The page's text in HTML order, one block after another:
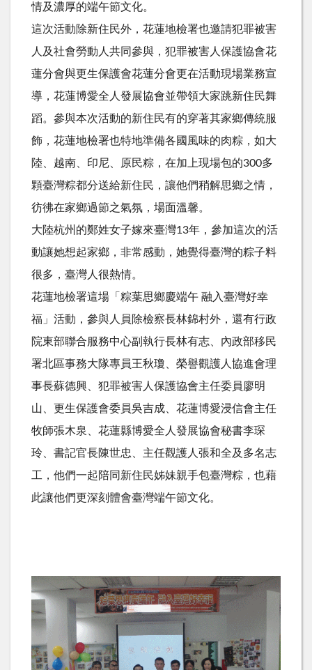
情及濃厚的端午節文化。
這次活動除新住民外，花蓮地檢署也邀請犯罪被害
人及社會勞動人共同參與，犯罪被害人保護協會花
蓮分會與更生保護會花蓮分會更在活動現場業務宣
導，花蓮博愛全人發展協會並帶領大家跳新住民舞
蹈。參與本次活動的新住民有的穿著其家鄉傳統服
飾，花蓮地檢署也特地準備各國風味的肉粽，如大
陸、越南、印尼、原民粽，在加上現場包的300多
顆臺灣粽都分送給新住民，讓他們稍解思鄉之情，
彷彿在家鄉過節之氣氛，場面溫馨。
大陸杭州的鄭姓女子嫁來臺灣13年，參加這次的活
動讓她想起家鄉，非常感動，她覺得臺灣的粽子料
很多，臺灣人很熱情。
花蓮地檢署這場「粽葉思鄉慶端午 融入臺灣好幸
福」活動，參與人員除檢察長林錦村外，還有行政
院東部聯合服務中心副執行長林有志、內政部移民
署北區事務大隊專員王秋瓊、榮譽觀護人協進會理
事長蘇德興、犯罪被害人保護協會主任委員廖明
山、更生保護會委員吳吉成、花蓮博愛浸信會主任
牧師張木泉、花蓮縣博愛全人發展協會秘書李琛
玲、書記官長陳世忠、主任觀護人張和全及多名志
工，他們一起陪同新住民姊妹親手包臺灣粽，也藉
此讓他們更深刻體會臺灣端午節文化。